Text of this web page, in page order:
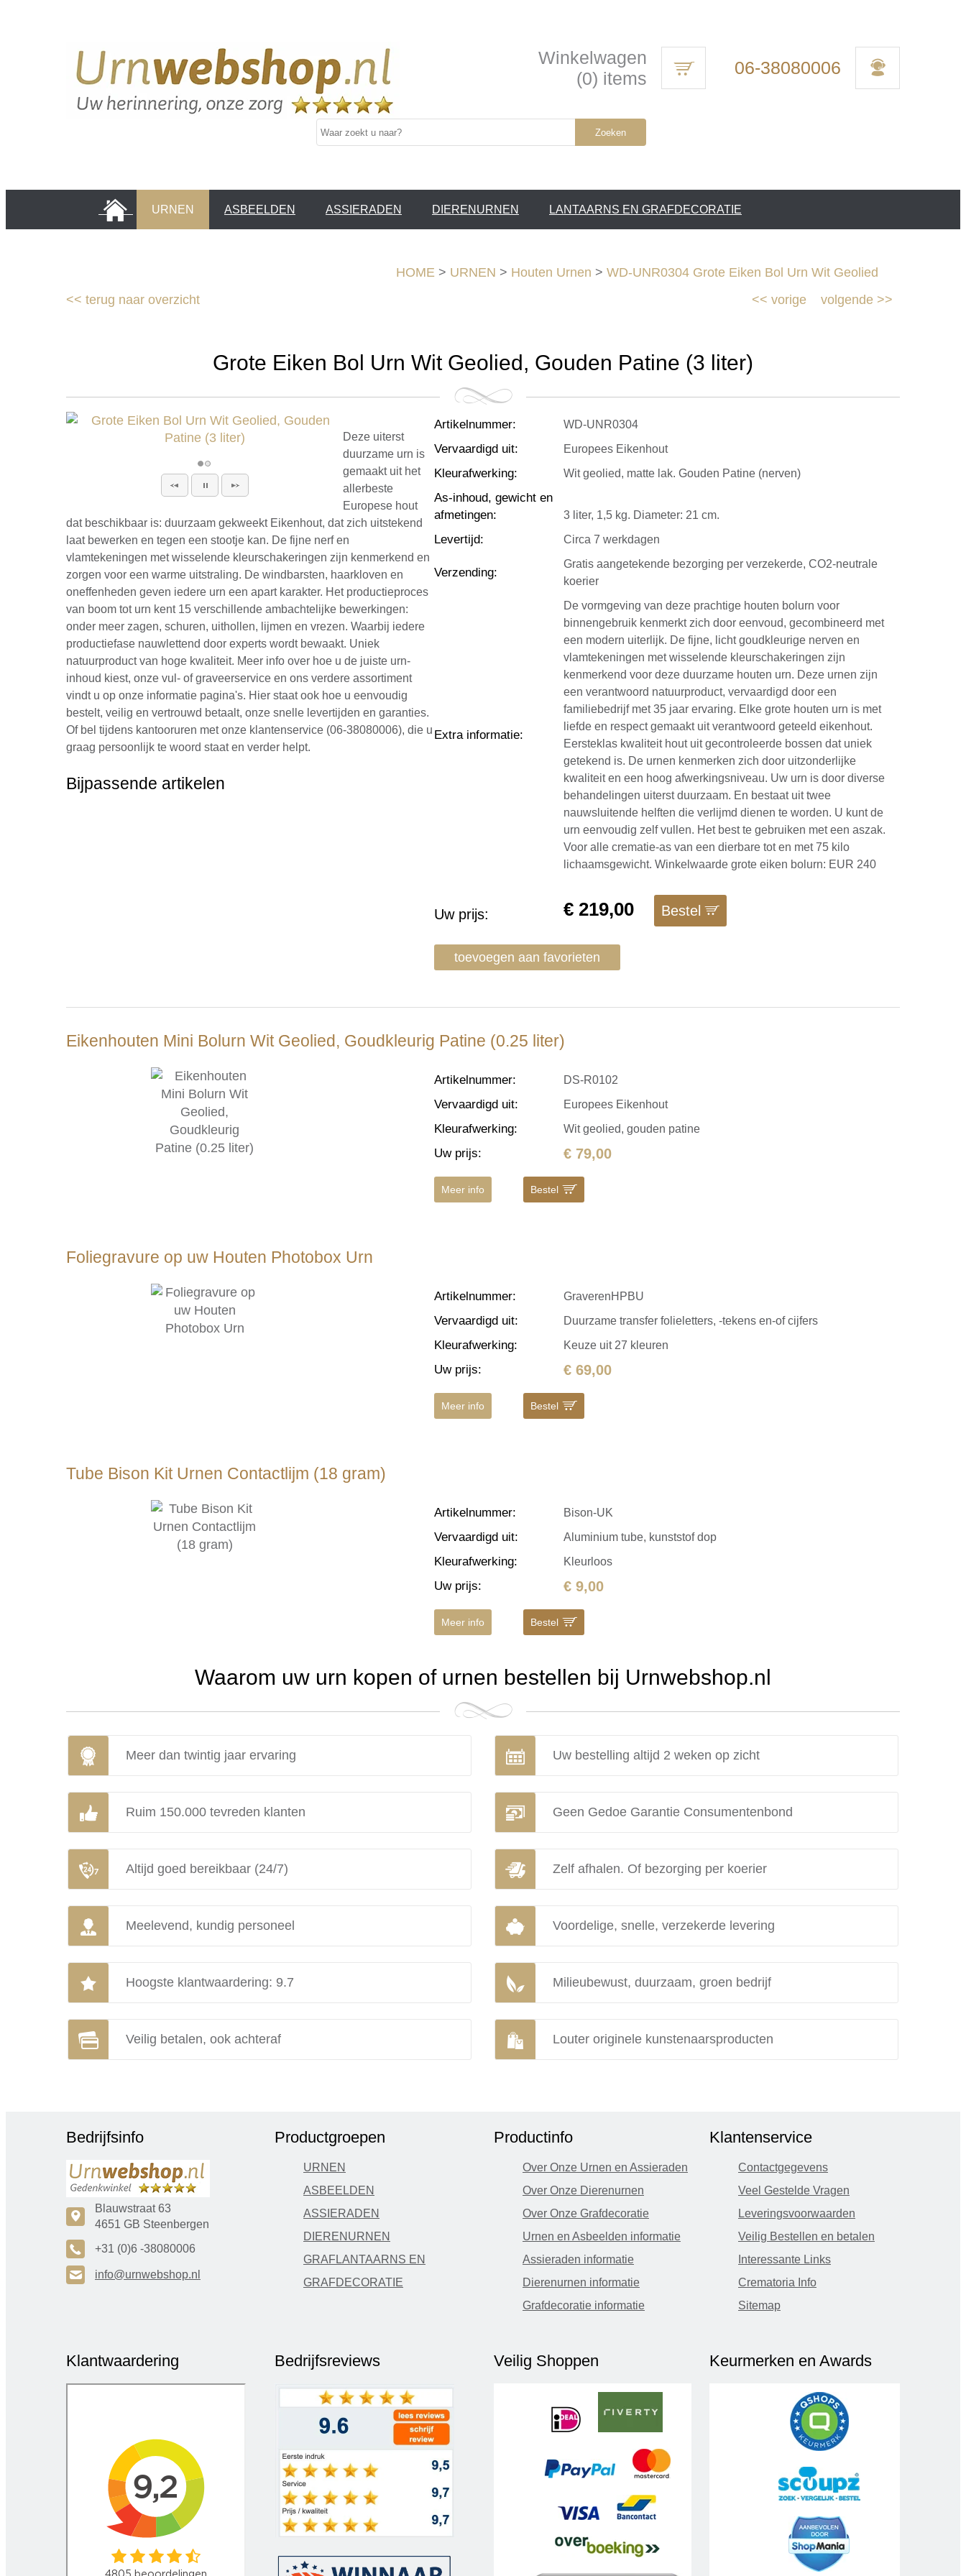
Winkelwagen
(0) items
06-38080006
Zoeken
HOME URNEN ASBEELDEN ASSIERADEN DIERENURNEN LANTAARNS EN GRAFDECORATIE
HOME > URNEN > Houten Urnen > WD-UNR0304 Grote Eiken Bol Urn Wit Geolied
<< terug naar overzicht volgende >>
<< vorige
Grote Eiken Bol Urn Wit Geolied, Gouden Patine (3 liter)
Artikelnummer: WD-UNR0304
Vervaardigd uit: Europees Eikenhout
Kleurafwerking: Wit geolied, matte lak. Gouden Patine (nerven)
As-inhoud, gewicht en
afmetingen: 3 liter, 1,5 kg. Diameter: 21 cm.
Levertijd: Circa 7 werkdagen
Verzending:
Gratis aangetekende bezorging per verzekerde, CO2-neutrale
koerier
Extra informatie:
De vormgeving van deze prachtige houten bolurn voor
binnengebruik kenmerkt zich door eenvoud, gecombineerd met
een modern uiterlijk. De fijne, licht goudkleurige nerven en
vlamtekeningen met wisselende kleurschakeringen zijn
kenmerkend voor deze duurzame houten urn. Deze urnen zijn
een verantwoord natuurproduct, vervaardigd door een
familiebedrijf met 35 jaar ervaring. Elke grote houten urn is met
liefde en respect gemaakt uit verantwoord geteeld eikenhout.
Eersteklas kwaliteit hout uit gecontroleerde bossen dat uniek
getekend is. De urnen kenmerken zich door uitzonderlijke
kwaliteit en een hoog afwerkingsniveau. Uw urn is door diverse
behandelingen uiterst duurzaam. En bestaat uit twee
nauwsluitende helften die verlijmd dienen te worden. U kunt de
urn eenvoudig zelf vullen. Het best te gebruiken met een aszak.
Voor alle crematie-as van een dierbare tot en met 75 kilo
lichaamsgewicht. Winkelwaarde grote eiken bolurn: EUR 240
Uw prijs: €219,00 Bestel
toevoegen aan favorieten
Deze uiterst
duurzame urn is
gemaakt uit het
allerbeste
Europese hout
dat beschikbaar is: duurzaam gekweekt Eikenhout, dat zich uitstekend
laat bewerken en tegen een stootje kan. De fijne nerf en
vlamtekeningen met wisselende kleurschakeringen zijn kenmerkend en
zorgen voor een warme uitstraling. De windbarsten, haarkloven en
oneffenheden geven iedere urn een apart karakter. Het productieproces
van boom tot urn kent 15 verschillende ambachtelijke bewerkingen:
onder meer zagen, schuren, uithollen, lijmen en vrezen. Waarbij iedere
productiefase nauwlettend door experts wordt bewaakt. Uniek
natuurproduct van hoge kwaliteit. Meer info over hoe u de juiste urn-
inhoud kiest, onze vul- of graveerservice en ons verdere assortiment
vindt u op onze informatie pagina's. Hier staat ook hoe u eenvoudig
bestelt, veilig en vertrouwd betaalt, onze snelle levertijden en garanties.
Of bel tijdens kantooruren met onze klantenservice (06-38080006), die u
graag persoonlijk te woord staat en verder helpt.
Bijpassende artikelen
Eikenhouten Mini Bolurn Wit Geolied, Goudkleurig Patine (0.25 liter)
Artikelnummer: DS-R0102
Vervaardigd uit: Europees Eikenhout
Kleurafwerking: Wit geolied, gouden patine
Uw prijs: € 79,00
Meer info Bestel
Foliegravure op uw Houten Photobox Urn
Artikelnummer: GraverenHPBU
Vervaardigd uit: Duurzame transfer folieletters, -tekens en-of cijfers
Kleurafwerking: Keuze uit 27 kleuren
Uw prijs: € 69,00
Meer info Bestel
Tube Bison Kit Urnen Contactlijm (18 gram)
Artikelnummer: Bison-UK
Vervaardigd uit: Aluminium tube, kunststof dop
Kleurafwerking: Kleurloos
Uw prijs: € 9,00
Meer info Bestel
Waarom uw urn kopen of urnen bestellen bij Urnwebshop.nl
Meer dan twintig jaar ervaring Uw bestelling altijd 2 weken op zicht
Ruim 150.000 tevreden klanten Geen Gedoe Garantie Consumentenbond
Altijd goed bereikbaar (24/7) Zelf afhalen. Of bezorging per koerier
Meelevend, kundig personeel Voordelige, snelle, verzekerde levering
Hoogste klantwaardering: 9.7 Milieubewust, duurzaam, groen bedrijf
Veilig betalen, ook achteraf Louter originele kunstenaarsproducten
Bedrijfsinfo
c
Blauwstraat 63
4651 GB Steenbergen
A +31 (0)6 -38080006
H info@urnwebshop.nl
Productgroepen
URNEN
ASBEELDEN
ASSIERADEN
DIERENURNEN
GRAFLANTAARNS EN
GRAFDECORATIE
Productinfo
Over Onze Urnen en Assieraden
Over Onze Dierenurnen
Over Onze Grafdecoratie
Urnen en Asbeelden informatie
Assieraden informatie
Dierenurnen informatie
Grafdecoratie informatie
Klantenservice
Contactgegevens
Veel Gestelde Vragen
Leveringsvoorwaarden
Veilig Bestellen en betalen
Interessante Links
Crematoria Info
Sitemap
Klantwaardering Bedrijfsreviews Veilig Shoppen Keurmerken en Awards